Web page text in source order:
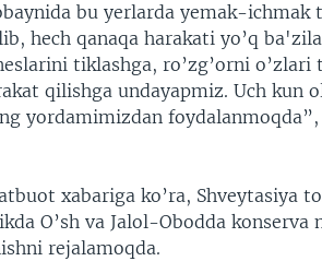
bu yerlarda yemak-ichmak
hech qanaqa harakati yo’q
tiklashga, ro’zg’orni
qilishga undayapmiz. Uch kun
yordamimizdan
xabariga ko’ra, Shveytasiya
O’sh va Jalol-Obodda
rejalamoqda.